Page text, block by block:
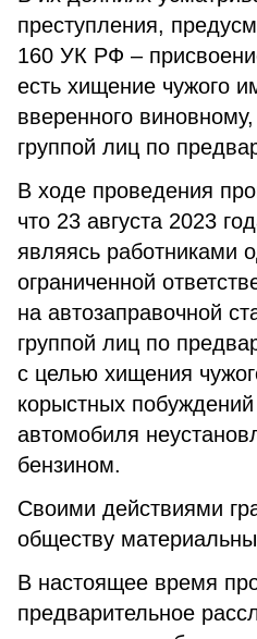
преступления,
160 УК РФ –
есть хищение чужого
вверенного
группой лиц по
В ходе проведения
что 23 августа 2023
являясь работниками
ограниченной
на автозаправочной
группой лиц по
с целью хищения
корыстных
автомобиля
бензином.
Своими действиями
обществу
В настоящее время
предварительное